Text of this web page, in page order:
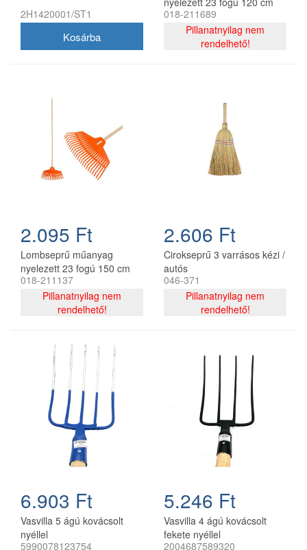
2H1420001/ST1
egyenes narancssárga Golf
018-211689
Pillanatnyilag nem
rendelhető!
2.095 Ft
Lombseprű műanyag
nyelezett 23 fogú 150 cm
egyenes narancssárga
R132 ST
018-211137
Pillanatnyilag nem
rendelhető!
2.606 Ft
Cirokseprű 3 varrásos kézi /
autós
046-371
Pillanatnyilag nem
rendelhető!
6.903 Ft
Vasvilla 5 ágú kovácsolt
nyéllel
5990078123754
5.246 Ft
Vasvilla 4 ágú kovácsolt
fekete nyéllel
2004687589320